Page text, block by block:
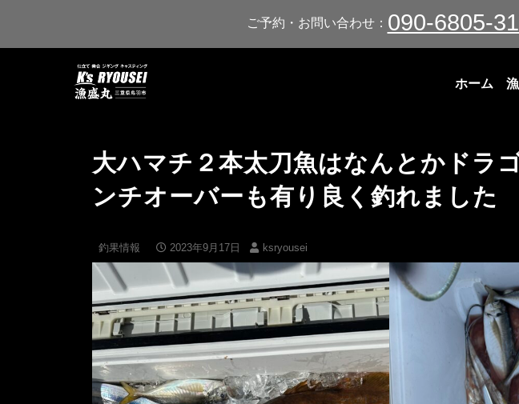
ご予約・お問い合わせ： 090-6805-
ホーム
大ハマチ２本太刀魚はなんとかド
ンチオーバーも有り良く釣れました
釣果情報 2023年9月17日 ksryousei